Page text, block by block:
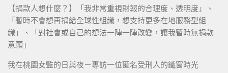
【捐款人想什麼？】「我非常重視財報的合理度、透明度」、
「暫時不會想再捐給全球性組織，想支持更多在地服務型組
織」、「對社會或自己的想法一陣一陣改變，讓我暫時無捐款
意願」
我在桃園女監的日與夜－專訪一位匿名受刑人的鐵窗時光